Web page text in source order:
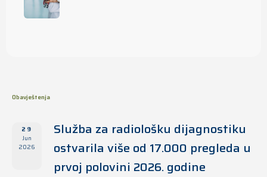
Obavještenja
29
Jun
2026
Služba za radiološku dijagnostiku
ostvarila više od 17.000 pregleda u
prvoj polovini 2026. godine